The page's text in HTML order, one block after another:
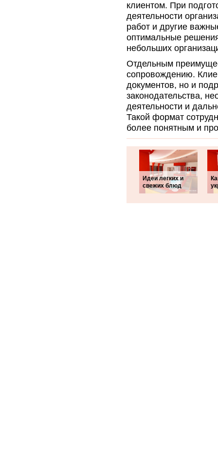
клиентом. При
деятельности
работ и другие
оптимальные
небольших
Отдельным
сопровождению.
документов, но и
законодательства,
деятельности и
Такой формат
более понятным и
Идеи легких и
свежих блюд